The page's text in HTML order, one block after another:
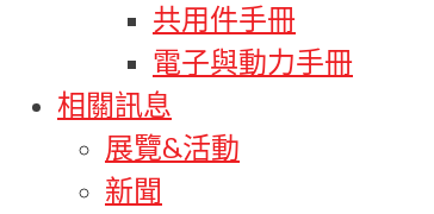
共用件手冊
電子與動力手冊
相關訊息
展覽&活動
新聞